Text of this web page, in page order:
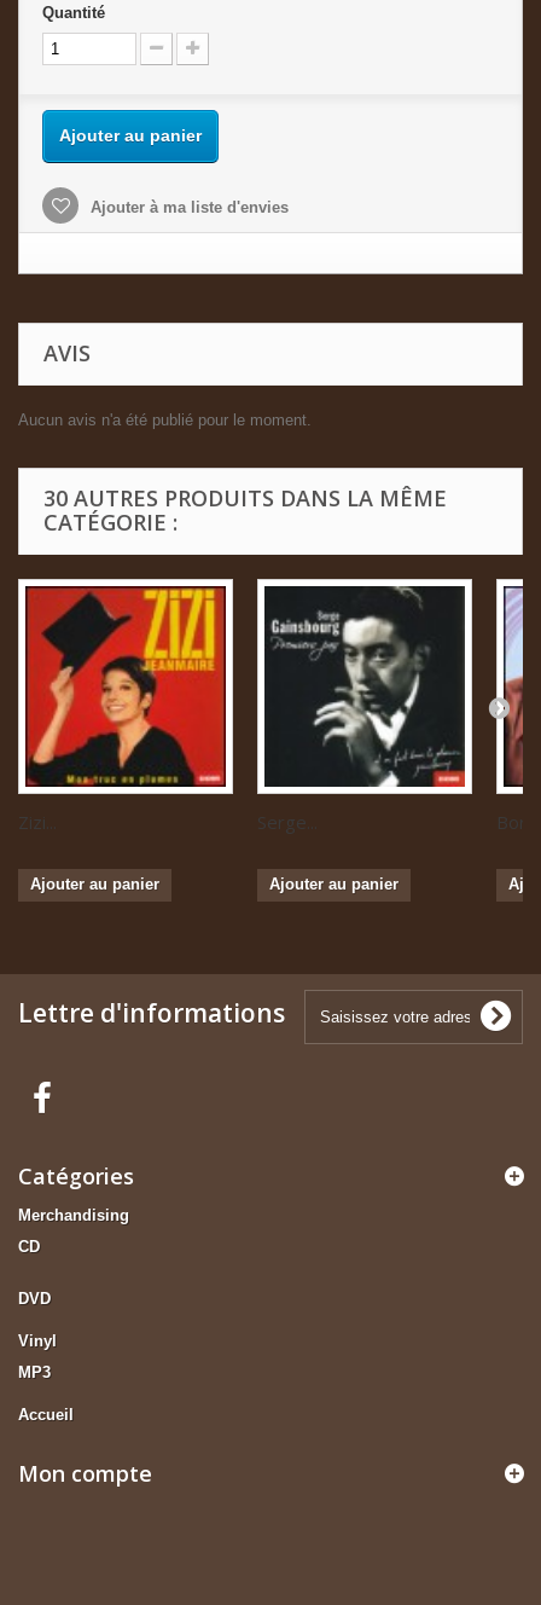
Quantité
Ajouter au panier
Ajouter à ma liste d'envies
AVIS
Aucun avis n'a été publié pour le moment.
30 AUTRES PRODUITS DANS LA MÊME
CATÉGORIE :
Zizi...
Ajouter au panier
Serge...
Ajouter au panier
Lettre d'informations
Catégories
Merchandising
CD
DVD
Vinyl
MP3
Accueil
Mon compte